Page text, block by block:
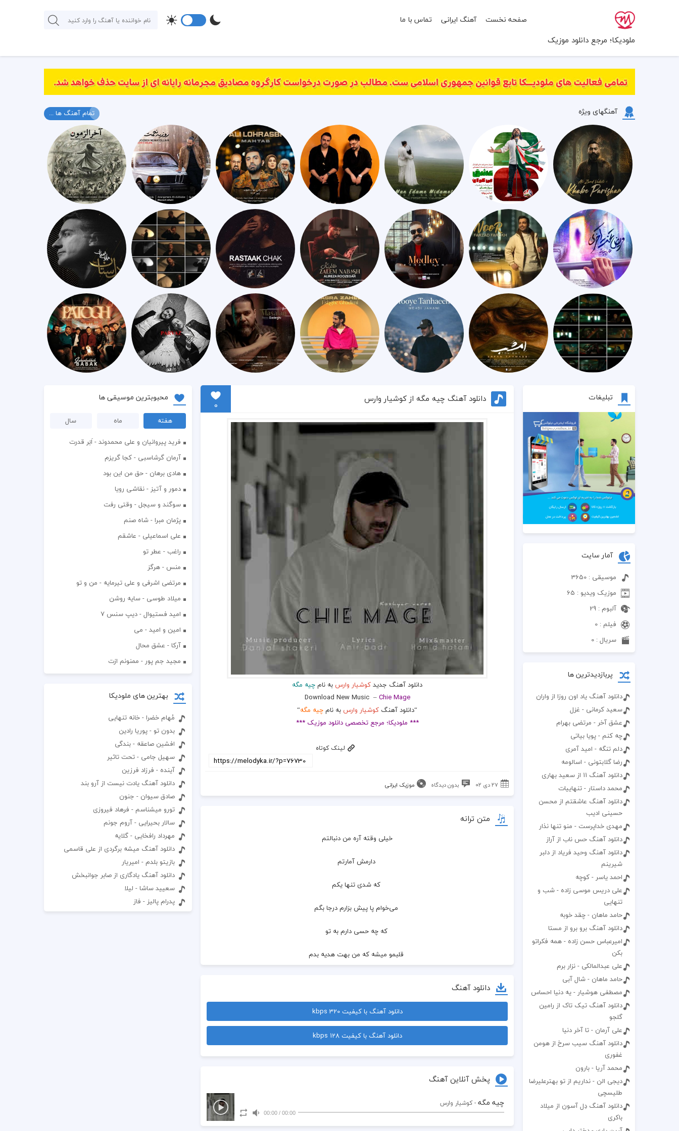
ملودیکا؛ مرجع دانلود موزیک
صفحه نخست آهنگ ایرانی تماس با ما
آهنگهای ویژه تمام آهنگ ها ...
تبلیغات
آمار سایت
موسیقی : 3650
موزیک ویدیو : 65
آلبوم : 29
فیلم : 0
سریال : 0
پربازدیدترین ها
دانلود آهنگ یاد اون روزا از واران
سعید کرمانی - غزل
عشق آخر - مرتضی بهرام
چه کنم - پویا بیاتی
دلم تنگه - امید آمری
رضا گلابتونی - اسالومه
دانلود آهنگ 11 از سعید بهاری
محمد داستار - تنهاییات
دانلود آهنگ عاشقتم از محسن
حسینی ادیب
مهدی خداپرست - منو تنها نذار
دانلود آهنگ حس ناب از آراز
دانلود آهنگ وحید فریاد از دلبر
شیرینم
احمد یاسر - کوچه
علی دریس موسی زاده - شب و
تنهایی
حامد ماهان - چقد خوبه
دانلود آهنگ برو برو از مستا
امیرعباس حسن زاده - همه فکراتو
بکن
علی عبدالمالکی - نزار برم
حامد ماهان - شال آبی
مصطفی هوشیار - یه دنیا احساس
دانلود آهنگ تیک تاک از رامین
گلجو
علی آرمان - تا آخر دنیا
دانلود آهنگ سیب سرخ از هومن
غفوری
محمد آریا - بارون
دیجی الن - نداریم از تو بهترعلیرضا
طلیسچی
دانلود آهنگ دِل آسون از میلاد
باکری
دانلود آهنگ چیه مگه از کوشیار وارس
0
دانلود آهنگ جدیدکوشیار وارس به نامچیه مگه
Download New Music –Chie Mage
“دانلود آهنگ کوشیار وارس به نامچیه مگه“
*** ملودیکا؛ مرجع تخصصی دانلود موزیک ***
لینک کوتاه
۲۷ دی ۰۲ بدون دیدگاه موزیک ایرانی
متن ترانه
خیلی وقته آره من دنبالتم
دارمش آمارتم
که شدی تنها یکم
می‌خوام پا پیش بزارم درجا بگم
که چه حسی دارم به تو
قلبمو میشه که من بهت هدیه بدم
کش نده خب
راه بیا تا منم رو کنم یه سره عشق بره تو
می‌خوام امشبو تا دم صبح
دانلود آهنگ
دانلود آهنگ با کیفیت 320 kbps
دانلود آهنگ با کیفیت 128 kbps
پخش آنلاین آهنگ
چیه مگه - کوشیار وارس
00:00
/
00:00
محبوبترین موسیقی ها
هفته ماه
سال
فرید پیروانیان و علی محمدوند - اَبَر قدرت
آرمان گرشاسبی - کجا گریزم
هادی برهان - حق من این بود
دمور و آتیز - نقاشی رویا
سوگند و سیجل - وقتی رفت
پژمان مبرا - شاه صنم
علی اسماعیلی - عاشقم
راغب - عطر تو
منس - هرگز
مرتضی اشرفی و علی تیرمایه - من و تو
میلاد طوسی - سایه روشن
اميد فستيوال - ديپ سنس ۷
امین و امید - می
آرکا - عشق محال
مجید جم پور - ممنونم ازت
بهترین های ملودیکا
مُهام خضرا - خانه تنهایی
بدون تو - پوریا رادین
افشین صاعقه - بندگی
سهیل جامی - تحت تاثیر
آینده - فرزاد فرزین
دانلود آهنگ یادت نیست از آرو بند
صادق سیوان - جنون
تورو میشناسم - فرهاد فیروزی
سالار بحیرایی - آروم جونم
مهرداد رافخایی - گلایه
دانلود آهنگ میشه برگردی از علی قاسمی
بازیتو بلدم - امیریار
دانلود آهنگ یادگاری از صابر جوانبخش
سعیید ساشا - لیلا
پدرام پالیز - فاز